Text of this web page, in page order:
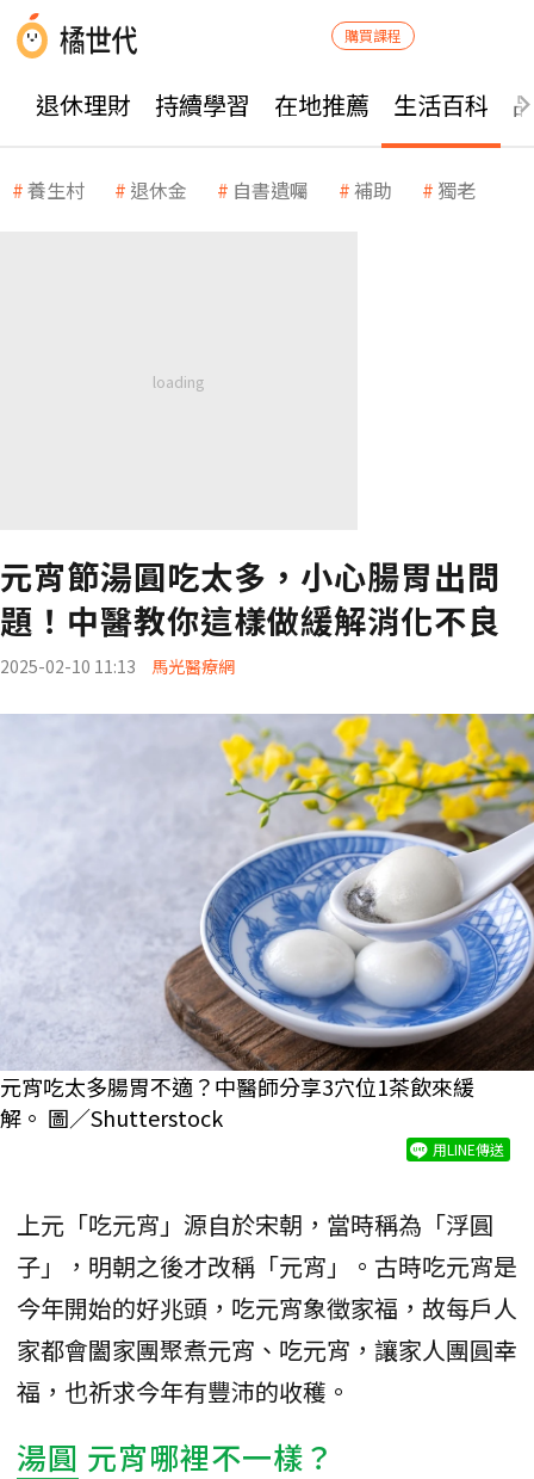
購買課程
退休理財 持續學習 在地推薦 生活百科
養生村 退休金 自書遺囑 補助 獨老
元宵節湯圓吃太多，小心腸胃出問
題！中醫教你這樣做緩解消化不良
2025-02-10 11:13 馬光醫療網
元宵吃太多腸胃不適？中醫師分享3穴位1茶飲來緩
解。 圖／Shutterstock
用LINE傳送
上元「吃元宵」源自於宋朝，當時稱為「浮圓
子」，明朝之後才改稱「元宵」。古時吃元宵是
今年開始的好兆頭，吃元宵象徵家福，故每戶人
家都會闔家團聚煮元宵、吃元宵，讓家人團圓幸
福，也祈求今年有豐沛的收穫。
湯圓 元宵哪裡不一樣？